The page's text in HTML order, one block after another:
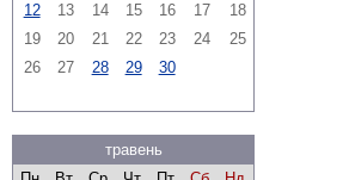
12
13 14 15 16 17
18
19
20 21 22 23 24
25
26
27 28 29 30
травень